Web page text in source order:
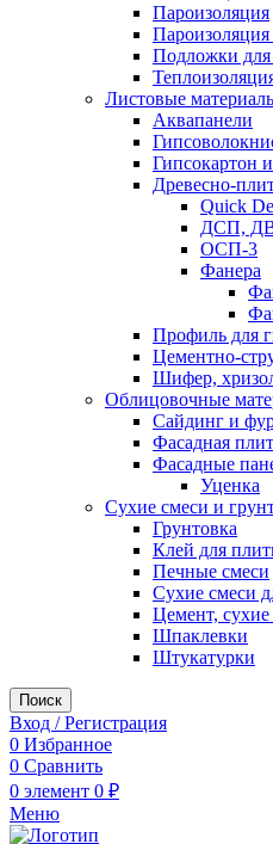
Пароизоляция
Пароизоляция
Подложки для
Листовые
Аквапанели
Гипсокартон
Древесно-
Quick
ДСП,
ОСП-3
Фанера
Профиль для
Цементно-
Шифер,
Облицовочные
Сайдинг и
Фасадная
Фасадные
Уценка
Сухие смеси и
Грунтовка
Клей для
Печные смеси
Сухие смеси
Цемент, сухие
Шпаклевки
Штукатурки
Поиск
Вход / Регистрация
0 Избранное
0 Сравнить
0 элемент 0 ₽
Меню